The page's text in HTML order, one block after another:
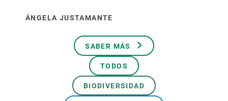
ÁNGELA JUSTAMANTE
SABER MÁS
TODOS
BIODIVERSIDAD